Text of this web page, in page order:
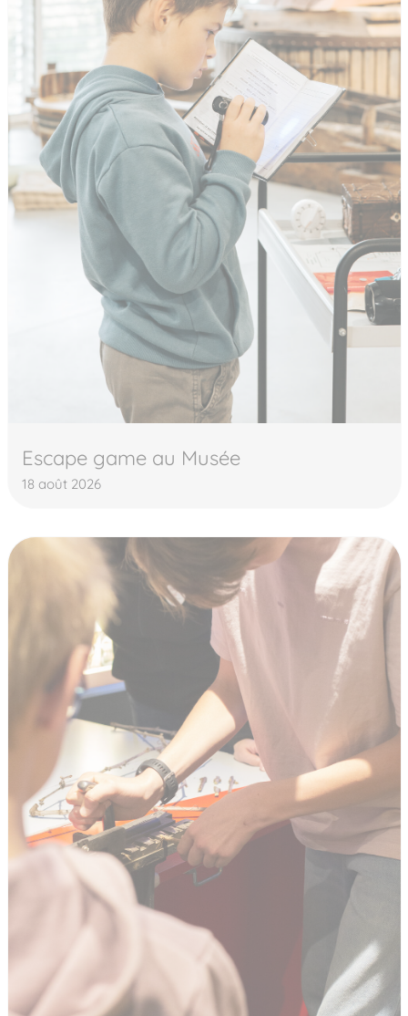
Escape game au Musée
18 août 2026